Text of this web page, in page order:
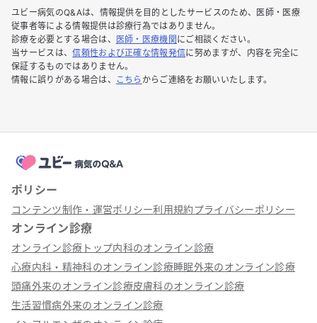
ユビー病気のQ&Aは、情報提供を目的としたサービスのため、医師・医療
従事者等による情報提供は診療行為ではありません。
診療を必要とする場合は、
医師・医療機関 にご相談ください。
当サービスは、信頼性および正確な情報発信に努めますが、内容を完全に
保証するものではありません。
情報に誤りがある場合は、
こちら からご連絡をお願いいたします。
ポリシー
コンテンツ制作・運営ポリシー利用規約プライバシーポリシー
オンライン診療
オンライン診療トップ内科のオンライン診療
心療内科・精神科のオンライン診療睡眠外来のオンライン診療
頭痛外来のオンライン診療皮膚科のオンライン診療
生活習慣病外来のオンライン診療